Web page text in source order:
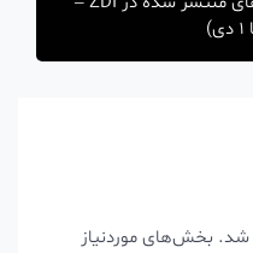
بخش‌های موردنیاز